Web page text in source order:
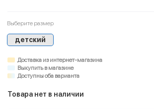
Выберите размер
детский
Доставка из интернет-магазина
Выкупить в магазине
Доступны оба варианта
Товара нет в наличии